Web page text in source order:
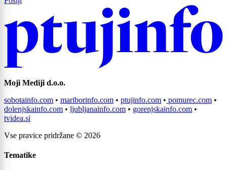
Moji Mediji d.o.o.
sobotainfo.com • mariborinfo.com • ptujinfo.com • pomurec.com •
dolenjskainfo.com • ljubljanainfo.com • gorenjskainfo.com •
tvidea.si
Vse pravice pridržane © 2026
Tematike
Prijavi se na cajtng